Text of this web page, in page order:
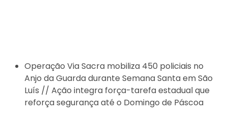
Operação Via Sacra mobiliza 450 policiais no
Anjo da Guarda durante Semana Santa em São
Luís // Ação integra força-tarefa estadual que
reforça segurança até o Domingo de Páscoa